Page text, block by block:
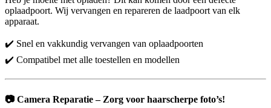
oplaadpoort. Wij vervangen en repareren de laadpoort van elk
apparaat.
✔️ Snel en vakkundig vervangen van oplaadpoorten
✔️ Compatibel met alle toestellen en modellen
📷 Camera Reparatie – Zorg voor haarscherpe foto’s!